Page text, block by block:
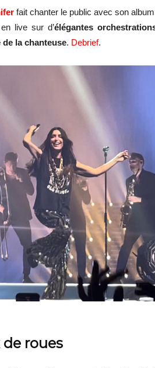
fait chanter le public avec son
live sur d’élégantes
la chanteuse. Debrief.
de roues